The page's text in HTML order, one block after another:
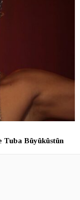
Tuba Büyüküstün